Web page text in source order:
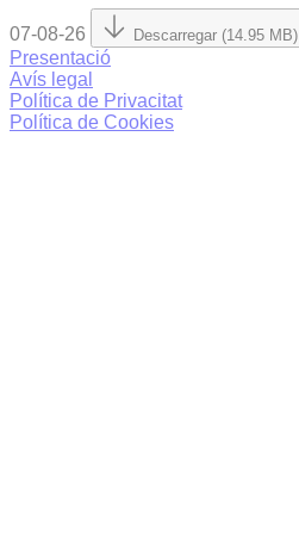
07-08-26 Descarregar (14.95 MB)
Presentació
Avís legal
Política de Privacitat
Política de Cookies